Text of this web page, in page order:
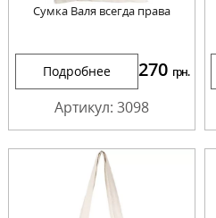
Сумка Валя всегда права
Подробнее 270 грн.
Артикул: 3098